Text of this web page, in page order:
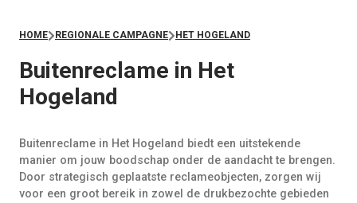
HOME REGIONALE CAMPAGNE HET HOGELAND
Buitenreclame in Het
Hogeland
Buitenreclame in Het Hogeland biedt een uitstekende
manier om jouw boodschap onder de aandacht te brengen.
Door strategisch geplaatste reclameobjecten, zorgen wij
voor een groot bereik in zowel de drukbezochte gebieden